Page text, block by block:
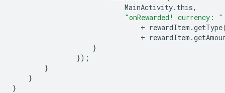
MainActivity. this,
"onRewarded! currency: "
+ rewardItem .getType
+ rewardItem .
}
});
}
}
}